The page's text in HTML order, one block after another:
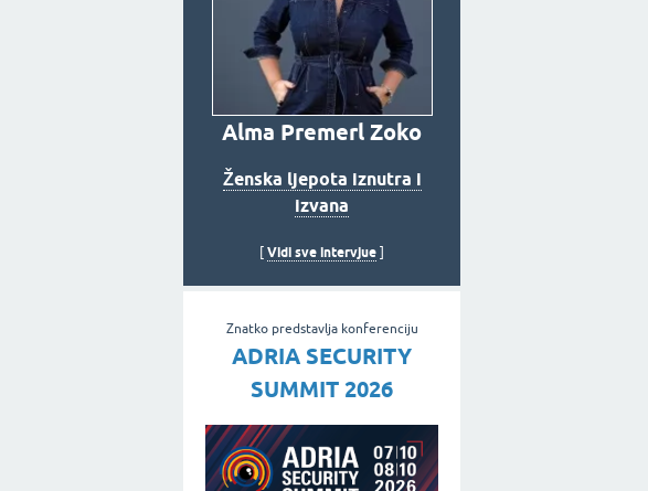
Alma Premerl Zoko
Ženska ljepota iznutra i
izvana
Vidi sve intervjue
Znatko predstavlja konferenciju
ADRIA SECURITY
SUMMIT 2026